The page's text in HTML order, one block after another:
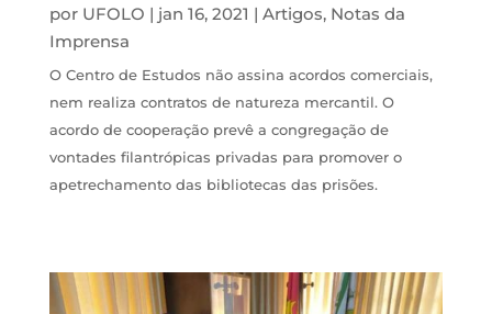
por UFOLO | jan 16, 2021 | Artigos, Notas da
Imprensa
O Centro de Estudos não assina acordos comerciais,
nem realiza contratos de natureza mercantil. O
acordo de cooperação prevê a congregação de
vontades filantrópicas privadas para promover o
apetrechamento das bibliotecas das prisões.